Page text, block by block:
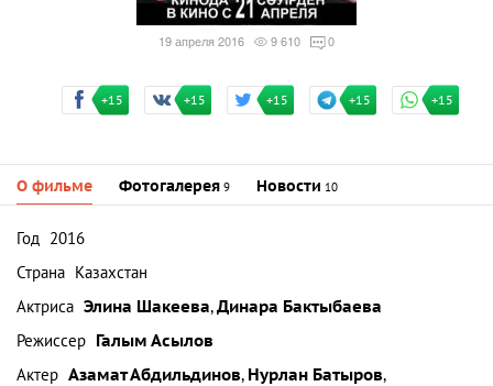
19 апреля 2016 9 610 0
+15 +15 +15 +15 +15
О фильме Фотогалерея 9 Новости 10
Год 2016
Страна Казахстан
Актриса Элина Шакеева,Динара Бактыбаева
Режиссер Галым Асылов
Актер Азамат Абдильдинов, Нурлан Батыров,